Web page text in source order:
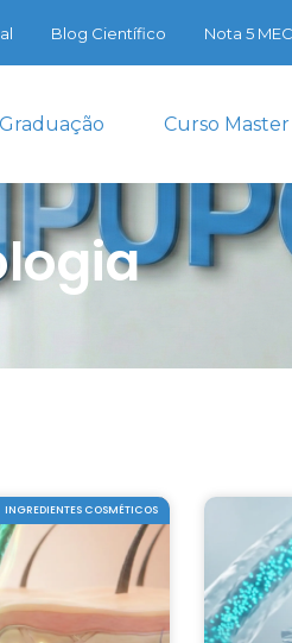
Blog Científico Nota 5 MEC
Curso Master
INGREDIENTES COSMÉTICOS